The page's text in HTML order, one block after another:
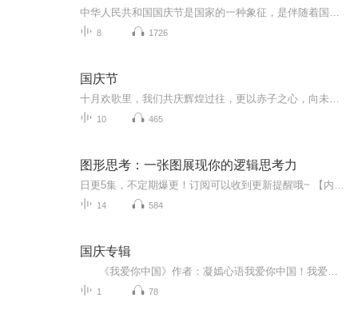
8 1726
国庆节
10 465
图形思考：一张图展现你的逻辑思考力
14 584
国庆专辑
1 78